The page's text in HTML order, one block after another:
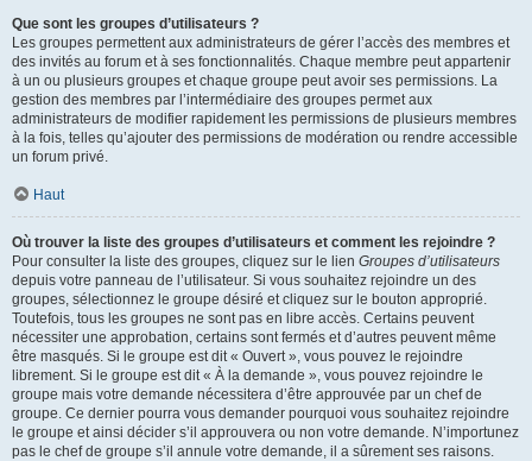
Que sont les groupes d’utilisateurs ?
Les groupes permettent aux administrateurs de gérer l’accès des membres et
des invités au forum et à ses fonctionnalités. Chaque membre peut appartenir
à un ou plusieurs groupes et chaque groupe peut avoir ses permissions. La
gestion des membres par l’intermédiaire des groupes permet aux
administrateurs de modifier rapidement les permissions de plusieurs membres
à la fois, telles qu’ajouter des permissions de modération ou rendre accessible
un forum privé.
Haut
Où trouver la liste des groupes d’utilisateurs et comment les rejoindre ?
Pour consulter la liste des groupes, cliquez sur le lien Groupes d’utilisateurs
depuis votre panneau de l’utilisateur. Si vous souhaitez rejoindre un des
groupes, sélectionnez le groupe désiré et cliquez sur le bouton approprié.
Toutefois, tous les groupes ne sont pas en libre accès. Certains peuvent
nécessiter une approbation, certains sont fermés et d’autres peuvent même
être masqués. Si le groupe est dit « Ouvert », vous pouvez le rejoindre
librement. Si le groupe est dit « À la demande », vous pouvez rejoindre le
groupe mais votre demande nécessitera d’être approuvée par un chef de
groupe. Ce dernier pourra vous demander pourquoi vous souhaitez rejoindre
le groupe et ainsi décider s’il approuvera ou non votre demande. N’importunez
pas le chef de groupe s’il annule votre demande, il a sûrement ses raisons.